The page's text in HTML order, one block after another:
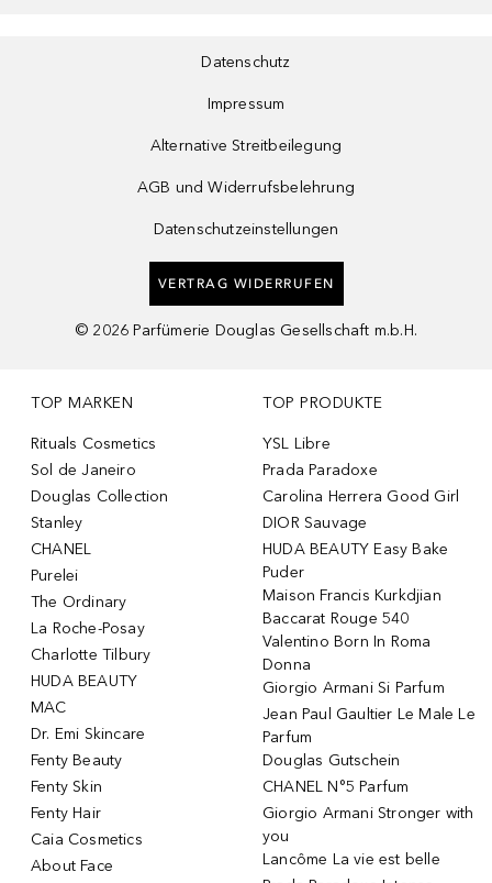
Datenschutz
Impressum
Alternative Streitbeilegung
AGB und Widerrufsbelehrung
Datenschutzeinstellungen
VERTRAG WIDERRUFEN
© 2026 Parfümerie Douglas Gesellschaft m.b.H.
TOP MARKEN
Rituals Cosmetics
Sol de Janeiro
Douglas Collection
Stanley
CHANEL
Purelei
The Ordinary
La Roche-Posay
Charlotte Tilbury
HUDA BEAUTY
MAC
Dr. Emi Skincare
Fenty Beauty
Fenty Skin
Fenty Hair
Caia Cosmetics
About Face
TOP PRODUKTE
YSL Libre
Prada Paradoxe
Carolina Herrera Good Girl
DIOR Sauvage
HUDA BEAUTY Easy Bake
Puder
Maison Francis Kurkdjian
Baccarat Rouge 540
Valentino Born In Roma
Donna
Giorgio Armani Si Parfum
Jean Paul Gaultier Le Male Le
Parfum
Douglas Gutschein
CHANEL N°5 Parfum
Giorgio Armani Stronger with
you
Lancôme La vie est belle